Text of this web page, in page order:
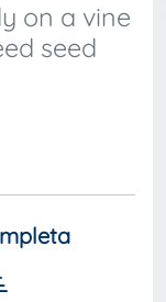
on a vine
seed